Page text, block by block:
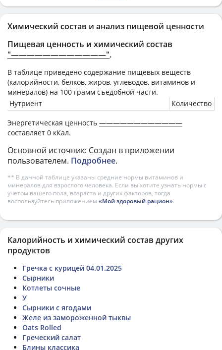
Химический состав и анализ пищевой ценности
Пищевая ценность и химический состав
"————————————".
В таблице приведено содержание пищевых веществ
(калорийности, белков, жиров, углеводов, витаминов и
минералов) на 100 грамм съедобной части.
Нутриент
Количество
Энергетическая ценность ————————————
составляет 0 кКал.
Основной источник: Создан в приложении
пользователем. Подробнее.
** В данной таблице указаны средние нормы витаминов и
минералов для взрослого человека. Если вы хотите узнать нормы с
учетом вашего пола, возраста и других факторов, тогда
воспользуйтесь приложением «Мой здоровый рацион».
Калорийность и химический состав других
продуктов
Гречка с курицей 04.01.2025
Сырники
Котлеты сочные
У
Сырники с ягодами
Желе из замороженной тыквы
Oats Rolled
Греческий салат
Блины классика